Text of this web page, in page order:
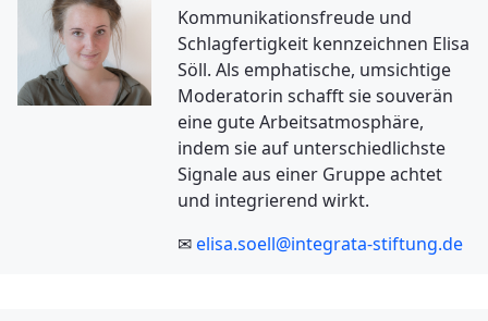
Kommunikationsfreude und
Schlagfertigkeit kennzeichnen Elisa
Söll. Als emphatische, umsichtige
Moderatorin schafft sie souverän
eine gute Arbeitsatmosphäre,
indem sie auf unterschiedlichste
Signale aus einer Gruppe achtet
und integrierend wirkt.
✉elisa.soell@integrata-stiftung.de